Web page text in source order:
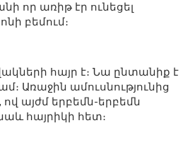
որ առիթ էր ունեցել
բեմում։
հայր է։ Նա ընտանիք է
Առաջին ամուսնությունից
ով այժմ երբեմն-երբեմն
հայրիկի հետ։